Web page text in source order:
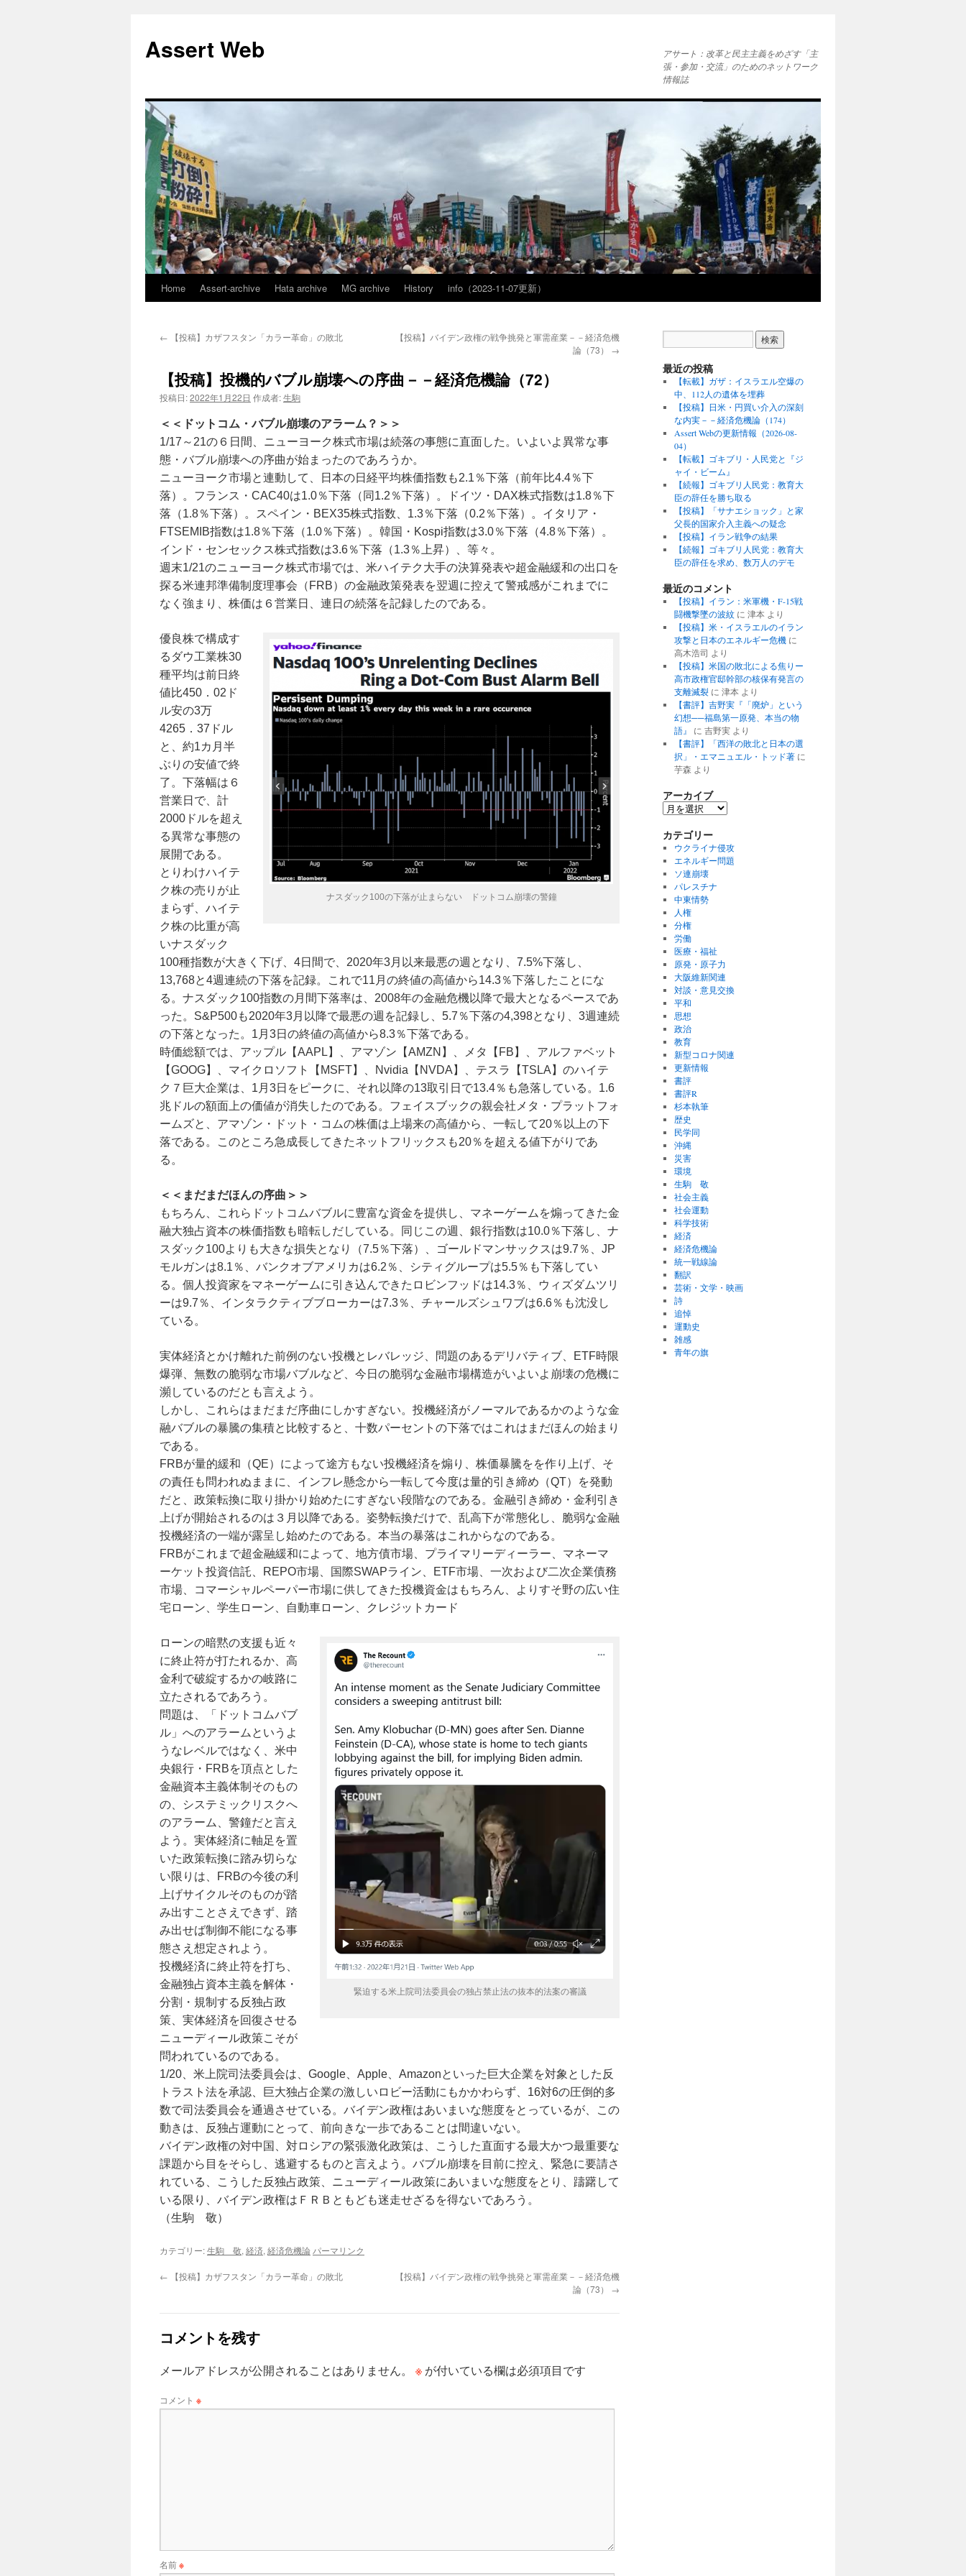
テ
ン
ス
キ
ッ
プ
Assert Web
アサート：改革と民主主義をめざす「主
張・参加・交流」のためのネットワーク
情報誌
Home Assert-archive Hata archive MG archive History info（2023-11-07更新）
← 【投稿】カザフスタン「カラー革命」の敗北
【投稿】バイデン政権の戦争挑発と軍需産業－－経済危機
論（73） →
【投稿】投機的バブル崩壊への序曲－－経済危機論（72）
投稿日:2022年1月22日 作成者:生駒
＜＜ドットコム・バブル崩壊のアラーム？＞＞
1/17～21の６日間、ニューヨーク株式市場は続落の事態に直面した。いよいよ異常な事
態・バブル崩壊への序曲が始まったのであろうか。
ニューヨーク市場と連動して、日本の日経平均株価指数も2.1％下落（前年比4.4％下
落）。フランス・CAC40は1.0％下落（同1.2％下落）。ドイツ・DAX株式指数は1.8％下
落（1.8％下落）。スペイン・BEX35株式指数、1.3％下落（0.2％下落）。イタリア・
FTSEMIB指数は1.8％下落（1.0％下落）。韓国・Kospi指数は3.0％下落（4.8％下落）。
インド・センセックス株式指数は3.6％下落（1.3％上昇）、等々。
週末1/21のニューヨーク株式市場では、米ハイテク大手の決算発表や超金融緩和の出口を
探る米連邦準備制度理事会（FRB）の金融政策発表を翌週に控えて警戒感がこれまでに
なく強まり、株価は６営業日、連日の続落を記録したのである。
ナスダック100の下落が止まらない ドットコム崩壊の警鐘
優良株で構成す
るダウ工業株30
種平均は前日終
値比450．02ド
ル安の3万
4265．37ドル
と、約1カ月半
ぶりの安値で終
了。下落幅は６
営業日で、計
2000ドルを超え
る異常な事態の
展開である。
とりわけハイテ
ク株の売りが止
まらず、ハイテ
ク株の比重が高
いナスダック
100種指数が大きく下げ、4日間で、2020年3月以来最悪の週となり、7.5%下落し、
13,768と4週連続の下落を記録。これで11月の終値の高値から14.3％下落したことにな
る。ナスダック100指数の月間下落率は、2008年の金融危機以降で最大となるペースであ
った。S&P500も2020年3月以降で最悪の週を記録し、5.7％下落の4,398となり、3週連続
の下落となった。1月3日の終値の高値から8.3％下落である。
時価総額では、アップル【AAPL】、アマゾン【AMZN】、メタ【FB】、アルファベット
【GOOG】、マイクロソフト【MSFT】、Nvidia【NVDA】、テスラ【TSLA】のハイテ
ク７巨大企業は、1月3日をピークに、それ以降の13取引日で13.4％も急落している。1.6
兆ドルの額面上の価値が消失したのである。フェイスブックの親会社メタ・プラットフォ
ームズと、アマゾン・ドット・コムの株価は上場来の高値から、一転して20％以上の下
落である。このところ急成長してきたネットフリックスも20％を超える値下がりであ
る。
＜＜まだまだほんの序曲＞＞
もちろん、これらドットコムバブルに豊富な資金を提供し、マネーゲームを煽ってきた金
融大独占資本の株価指数も暗転しだしている。同じこの週、銀行指数は10.0％下落し、ナ
スダック100よりも大きな損失となり（7.5％下落）、ゴールドマンサックスは9.7％、JP
モルガンは8.1％、バンクオブアメリカは6.2％、シティグループは5.5％も下落してい
る。個人投資家をマネーゲームに引き込んできたロビンフッドは14.3％、ウィズダムツリ
ーは9.7％、インタラクティブブローカーは7.3％、チャールズシュワブは6.6％も沈没し
ている。
実体経済とかけ離れた前例のない投機とレバレッジ、問題のあるデリバティブ、ETF時限
爆弾、無数の脆弱な市場バブルなど、今日の脆弱な金融市場構造がいよいよ崩壊の危機に
瀕しているのだとも言えよう。
しかし、これらはまだまだ序曲にしかすぎない。投機経済がノーマルであるかのような金
融バブルの暴騰の集積と比較すると、十数パーセントの下落ではこれはまだほんの始まり
である。
FRBが量的緩和（QE）によって途方もない投機経済を煽り、株価暴騰をを作り上げ、そ
の責任も問われぬままに、インフレ懸念から一転して今度は量的引き締め（QT）を発動
だと、政策転換に取り掛かり始めたにすぎない段階なのである。金融引き締め・金利引き
上げが開始されるのは３月以降である。姿勢転換だけで、乱高下が常態化し、脆弱な金融
投機経済の一端が露呈し始めたのである。本当の暴落はこれからなのである。
FRBがこれまで超金融緩和によって、地方債市場、プライマリーディーラー、マネーマ
ーケット投資信託、REPO市場、国際SWAPライン、ETF市場、一次および二次企業債務
市場、コマーシャルペーパー市場に供してきた投機資金はもちろん、よりすそ野の広い住
宅ローン、学生ローン、自動車ローン、クレジットカード
緊迫する米上院司法委員会の独占禁止法の抜本的法案の審議
ローンの暗黙の支援も近々
に終止符が打たれるか、高
金利で破綻するかの岐路に
立たされるであろう。
問題は、「ドットコムバブ
ル」へのアラームというよ
うなレベルではなく、米中
央銀行・FRBを頂点とした
金融資本主義体制そのもの
の、システミックリスクへ
のアラーム、警鐘だと言え
よう。実体経済に軸足を置
いた政策転換に踏み切らな
い限りは、FRBの今後の利
上げサイクルそのものが踏
み出すことさえできず、踏
み出せば制御不能になる事
態さえ想定されよう。
投機経済に終止符を打ち、
金融独占資本主義を解体・
分割・規制する反独占政
策、実体経済を回復させる
ニューディール政策こそが
問われているのである。
1/20、米上院司法委員会は、Google、Apple、Amazonといった巨大企業を対象とした反
トラスト法を承認、巨大独占企業の激しいロビー活動にもかかわらず、16対6の圧倒的多
数で司法委員会を通過させている。バイデン政権はあいまいな態度をとっているが、この
動きは、反独占運動にとって、前向きな一歩であることは間違いない。
バイデン政権の対中国、対ロシアの緊張激化政策は、こうした直面する最大かつ最重要な
課題から目をそらし、逃避するものと言えよう。バブル崩壊を目前に控え、緊急に要請さ
れている、こうした反独占政策、ニューディール政策にあいまいな態度をとり、躊躇して
いる限り、バイデン政権はＦＲＢともども迷走せざるを得ないであろう。
（生駒 敬）
カテゴリー:生駒 敬, 経済, 経済危機論 パーマリンク
← 【投稿】カザフスタン「カラー革命」の敗北
【投稿】バイデン政権の戦争挑発と軍需産業－－経済危機
論（73） →
コメントを残す
メールアドレスが公開されることはありません。 ※ が付いている欄は必須項目です
コメント ※
名前※
最近の投稿
【転載】ガザ：イスラエル空爆の
中、112人の遺体を埋葬
【投稿】日米・円買い介入の深刻
な内実－－経済危機論（174）
Assert Webの更新情報（2026-08-
04）
【転載】ゴキブリ・人民党と『ジ
ャイ・ビーム』
【続報】ゴキブリ人民党：教育大
臣の辞任を勝ち取る
【投稿】「サナエショック」と家
父長的国家介入主義への疑念
【投稿】イラン戦争の結果
【続報】ゴキブリ人民党：教育大
臣の辞任を求め、数万人のデモ
最近のコメント
【投稿】イラン：米軍機・F-15戦
闘機撃墜の波紋に 津本より
【投稿】米・イスラエルのイラン
攻撃と日本のエネルギー危機に
高木浩司 より
【投稿】米国の敗北による焦りー
高市政権官邸幹部の核保有発言の
支離滅裂に 津本より
【書評】吉野実『「廃炉」という
幻想──福島第一原発、本当の物
語』
に 吉野実より
【書評】「西洋の敗北と日本の選
択」・エマニュエル・トッド著に
芋森 より
アーカイブ
ア
カ
イ
ブ
カテゴリー
ウクライナ侵攻
エネルギー問題
ソ連崩壊
パレスチナ
中東情勢
人権
分権
労働
医療・福祉
原発・原子力
大阪維新関連
対談・意見交換
平和
思想
政治
教育
新型コロナ関連
更新情報
書評
書評R
杉本執筆
歴史
民学同
沖縄
災害
環境
生駒 敬
社会主義
社会運動
科学技術
経済
経済危機論
統一戦線論
翻訳
芸術・文学・映画
詩
追悼
運動史
雑感
青年の旗